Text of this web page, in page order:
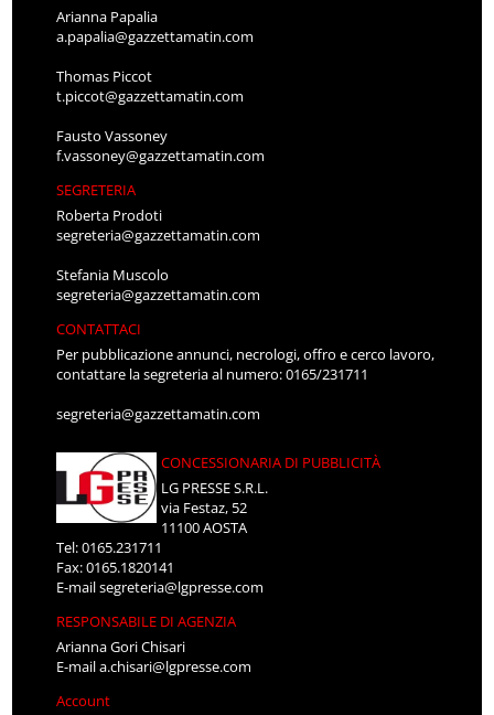
Arianna Papalia
a.papalia@gazzettamatin.com
Thomas Piccot
t.piccot@gazzettamatin.com
Fausto Vassoney
f.vassoney@gazzettamatin.com
SEGRETERIA
Roberta Prodoti
segreteria@gazzettamatin.com
Stefania Muscolo
segreteria@gazzettamatin.com
CONTATTACI
Per pubblicazione annunci, necrologi, offro e cerco lavoro,
contattare la segreteria al numero: 0165/231711
segreteria@gazzettamatin.com
CONCESSIONARIA DI PUBBLICITÀ
LG PRESSE S.R.L.
via Festaz, 52
11100 AOSTA
Tel: 0165.231711
Fax: 0165.1820141
E-mailsegreteria@lgpresse.com
RESPONSABILE DI AGENZIA
Arianna Gori Chisari
E-maila.chisari@lgpresse.com
Account